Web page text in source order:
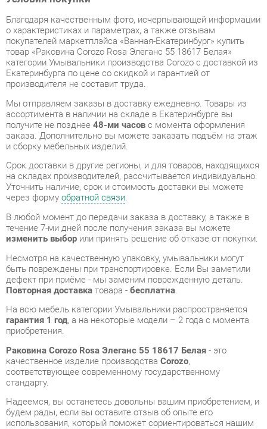
товар «Раковина Corozo Rosa Элеганс 55 18617 Белая»
категории Умывальники производства Corozo с доставкой из
Екатеринбурга по цене со скидкой и гарантией от
производителя не составит труда.
Мы отправляем заказы в доставку ежедневно. Товары из
ассортимента в наличии на складе в Екатеринбурге вы
получите не позднее48-ми часовс момента оформления
заказа. Дополнительно вы можете заказать подъём на этаж
и сборку мебельных изделий.
Срок доставки в другие регионы, и для товаров, находящихся
на складах производителей, рассчитывается индивидуально.
Уточнить наличие, срок и стоимость доставки вы можете
через формуобратной связи.
В любой момент до передачи заказа в доставку, а также в
течение 7-ми дней после получения заказа вы можете
изменить выборили принять решение об отказе от покупки.
Несмотря на качественную упаковку, умывальники могут
быть повреждены при транспортировке. Если Вы заметили
дефект при приёме - мы заменим поврежденную деталь.
Повторная доставкатовара -бесплатна .
На всю мебель категории Умывальники распространяется
гарантия 1 год , а на некоторые модели – 2 года с момента
приобретения.
Раковина Corozo Rosa Элеганс 55 18617 Белая
качественное изделие производства
соответствующее современному государственному
стандарту.
будем рады, если вы оставите отзыв об опыте его
использования, который поможет сориентироваться нашим
будущим покупателям.
консультацию, фото и видеообзор продукции вы можете по
e-mail, телефону в Екатеринбурге и через мессенджеры
Telegram и WhatsApp.